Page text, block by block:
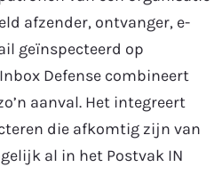
afzender, ontvanger, e-
geïnspecteerd op
Defense combineert
aanval. Het integreert
die afkomtig zijn van
al in het Postvak IN